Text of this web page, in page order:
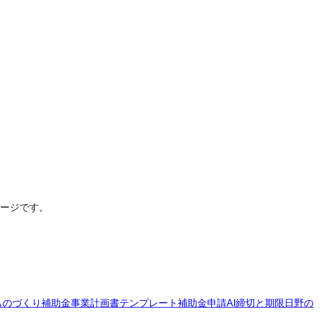
ジです。
のづくり補助金事業計画書テンプレート 補助金申請AI 締切と期限 日野の